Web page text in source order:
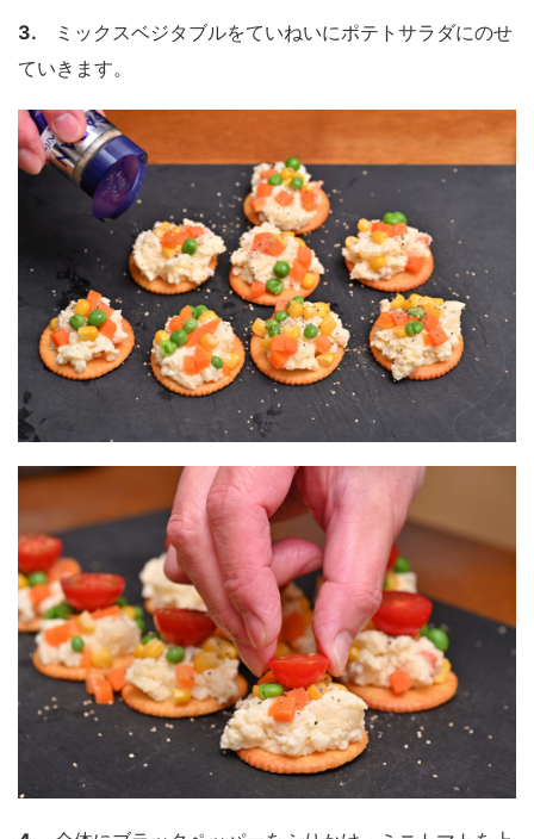
3.
ミックスベジタブルをていねいにポテトサラダにのせ
ていきます。